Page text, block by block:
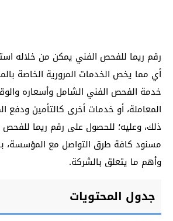
رقم ريما للفحص الفني يمكن من خلاله
أي مما يخص الخدمات المرورية الخاصة
خدمة الفحص الفني الشامل وأسعاره
المعاملة، أو خدمات أخرى كالتأمين ودفع
ذلك، وعليه؛ للحصول على رقم ريما للفحص
مسنود كافة طرق التواصل مع المؤسسة،
وأهم ما يتعلق بالشركة.
جدول المحتويات